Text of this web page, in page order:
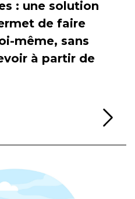
: une solution
de faire
même, sans
à partir de